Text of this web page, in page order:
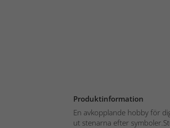
Produktinformation
En avkopplande hobby för
ut stenarna efter